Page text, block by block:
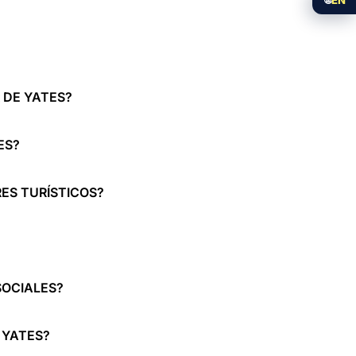
YATES?
TURÍSTICOS?